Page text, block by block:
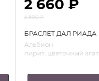
3 800₽
цена
3
800 ₽.
2 660₽
цена:
2
660 ₽.
БРАСЛЕТ ДАЛ РИАДА
Альбион
пирит, цветочный агат